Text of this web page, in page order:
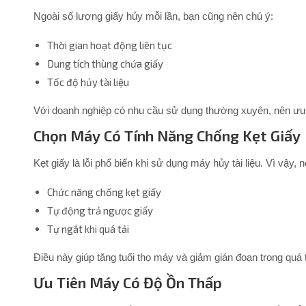
Ngoài số lượng giấy hủy mỗi lần, bạn cũng nên chú ý:
Thời gian hoạt động liên tục
Dung tích thùng chứa giấy
Tốc độ hủy tài liệu
Với doanh nghiệp có nhu cầu sử dụng thường xuyên, nên
Chọn Máy Có Tính Năng Chống Kẹt Giấy
Kẹt giấy là lỗi phổ biến khi sử dụng máy hủy tài liệu. Vì vậy,
Chức năng chống kẹt giấy
Tự động trả ngược giấy
Tự ngắt khi quá tải
Điều này giúp tăng tuổi thọ máy và giảm gián đoạn trong quá
Ưu Tiên Máy Có Độ Ồn Thấp